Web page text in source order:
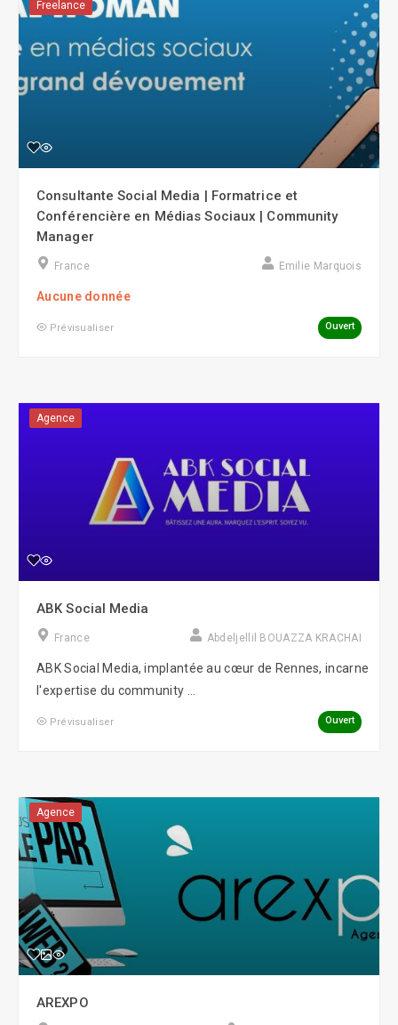
Freelance
Consultante Social Media | Formatrice et
Conférencière en Médias Sociaux | Community
Manager
France Emilie Marquois
Aucune donnée
Prévisualiser Ouvert
Agence
ABK Social Media
France Abdeljellil BOUAZZA KRACHAI
ABK Social Media, implantée au cœur de Rennes, incarne
l'expertise du community ...
Prévisualiser Ouvert
Agence
AREXPO